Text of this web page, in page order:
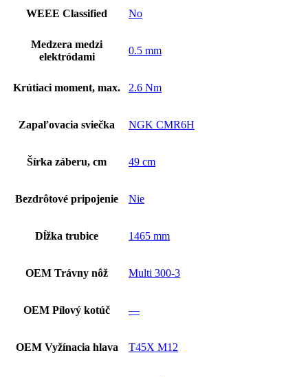
WEEE Classified No
Medzera medzi
elektródami
0.5 mm
Krútiaci moment, max. 2.6 Nm
Zapaľovacia sviečka NGK CMR6H
Šírka záberu, cm 49 cm
Bezdrôtové pripojenie Nie
Dĺžka trubice 1465 mm
OEM Trávny nôž Multi 300-3
OEM Pílový kotúč —
OEM Vyžínacia hlava T45X M12